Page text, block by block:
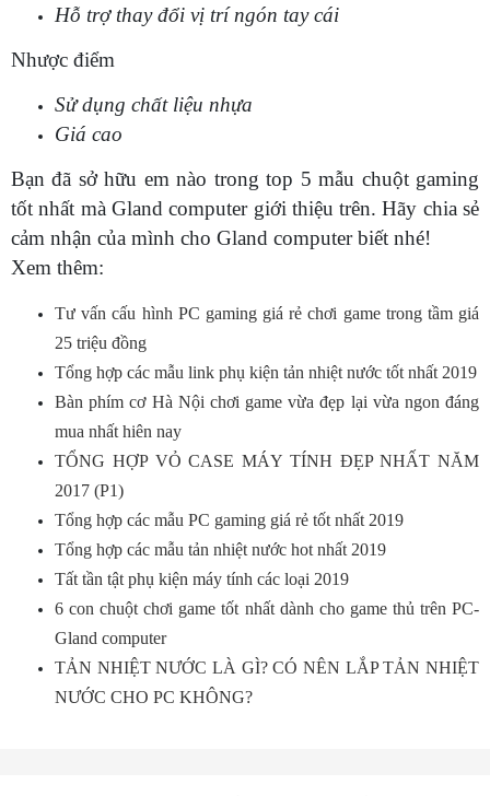
Hỗ trợ thay đổi vị trí ngón tay cái
Nhược điểm
Sử dụng chất liệu nhựa
Giá cao
Bạn đã sở hữu em nào trong top 5 mẫu chuột gaming
tốt nhất mà Gland computer giới thiệu trên. Hãy chia sẻ
cảm nhận của mình cho Gland computer biết nhé!
Xem thêm:
Tư vấn cấu hình PC gaming giá rẻ chơi game trong tầm giá
25 triệu đồng
Tổng hợp các mẫu link phụ kiện tản nhiệt nước tốt nhất 2019
Bàn phím cơ Hà Nội chơi game vừa đẹp lại vừa ngon đáng
mua nhất hiên nay
TỔNG HỢP VỎ CASE MÁY TÍNH ĐẸP NHẤT NĂM
2017 (P1)
Tổng hợp các mẫu PC gaming giá rẻ tốt nhất 2019
Tổng hợp các mẫu tản nhiệt nước hot nhất 2019
Tất tần tật phụ kiện máy tính các loại 2019
6 con chuột chơi game tốt nhất dành cho game thủ trên PC-
Gland computer
TẢN NHIỆT NƯỚC LÀ GÌ? CÓ NÊN LẮP TẢN NHIỆT
NƯỚC CHO PC KHÔNG?